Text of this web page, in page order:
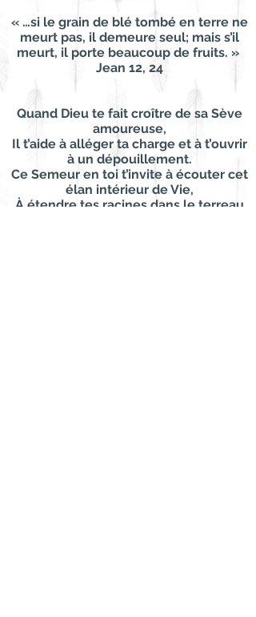
« …si le grain de blé tombé en terre ne
meurt pas, il demeure seul; mais s’il
meurt, il porte beaucoup de fruits. »
Jean 12, 24
Quand Dieu te fait croître de sa Sève
amoureuse,
Il t’aide à alléger ta charge et à t’ouvrir
à un dépouillement.
Ce Semeur en toi t’invite à écouter cet
élan intérieur de Vie,
À étendre tes racines dans le terreau